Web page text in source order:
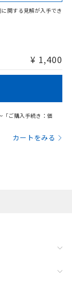
ます。
関する見解が入手でき
¥ 1,400
「ご購入手続き：価
カートをみる